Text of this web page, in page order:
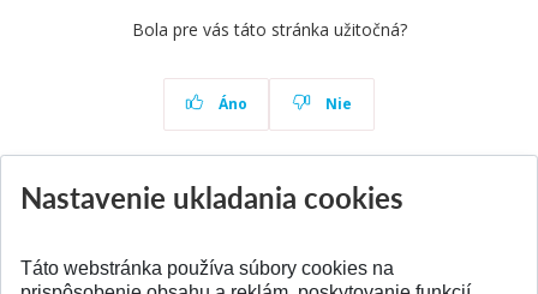
Bola pre vás táto stránka užitočná?
Áno Nie
Nastavenie ukladania cookies
Táto webstránka používa súbory cookies na